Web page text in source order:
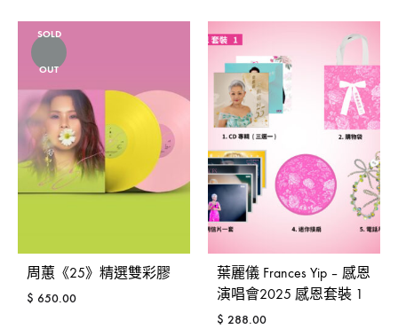
SOLD
OUT
周蕙《25》精選雙彩膠
$ 650.00
葉麗儀 Frances Yip – 感恩
演唱會2025 感恩套裝 1
$ 288.00